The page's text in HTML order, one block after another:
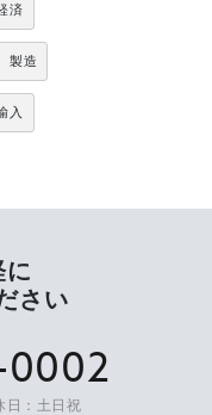
済
製造
入
に
さい
日：土日祝